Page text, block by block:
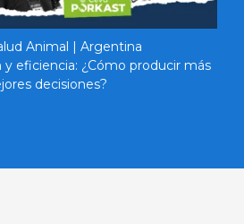
Animal | Argentina
y eficiencia: ¿Cómo producir más
decisiones?